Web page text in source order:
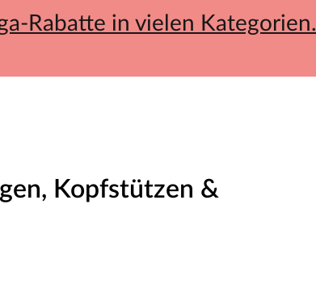
Rabatte in vielen Kategorien.
Kopfstützen &